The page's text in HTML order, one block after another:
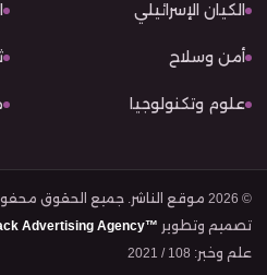
الكيان الإسرائيلي
أمن وسلاح
علوم وتكنولوجيا
© 2026 موقع الناشر. جميع الحقوق محفوظة.
تصميم وتطوير Advertising Agency™
علم وخبر: 108 / 2021